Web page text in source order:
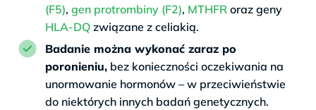
(F5), gen protrombiny (F2), MTHFR oraz geny
HLA-DQ związane z celiakią.
Badanie można wykonać zaraz po
poronieniu, bez konieczności oczekiwania na
unormowanie hormonów – w przeciwieństwie
do niektórych innych badań genetycznych.